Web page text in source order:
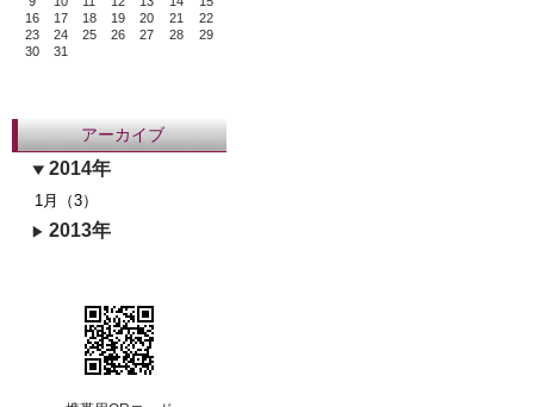
16
17 18 19 20 21
22
23
24 25 26 27 28
29
30
31
アーカイブ
2014年
1月（3）
2013年